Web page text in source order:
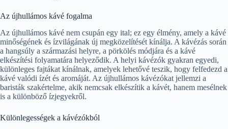
Az újhullámos kávé fogalma
Az újhullámos kávé nem csupán egy ital; ez egy élmény, amely a kávé
minőségének és ízvilágának új megközelítését kínálja. A kávézás során
a hangsúly a származási helyre, a pörkölés módjára és a kávé
elkészítési folyamatára helyeződik. A helyi kávézók gyakran egyedi,
különleges fajtákat kínálnak, amelyek lehetővé teszik, hogy felfedezd a
kávé valódi ízét és aromáját. Az újhullámos kávézókat jellemzi a
baristák szakértelme, akik nemcsak elkészítik a kávét, hanem mesélnek
is a különböző ízjegyekről.
Különlegességek a kávézókból